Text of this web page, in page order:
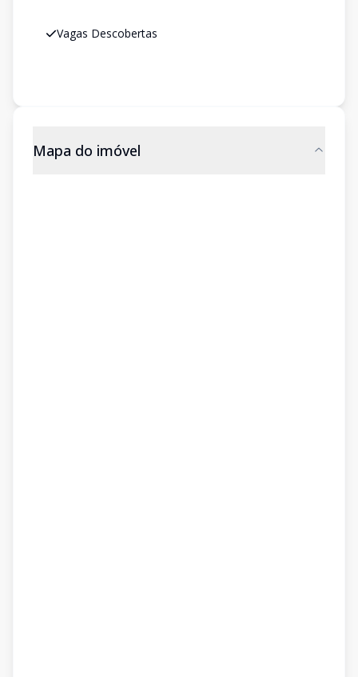
Vagas Descobertas
Mapa do imóvel